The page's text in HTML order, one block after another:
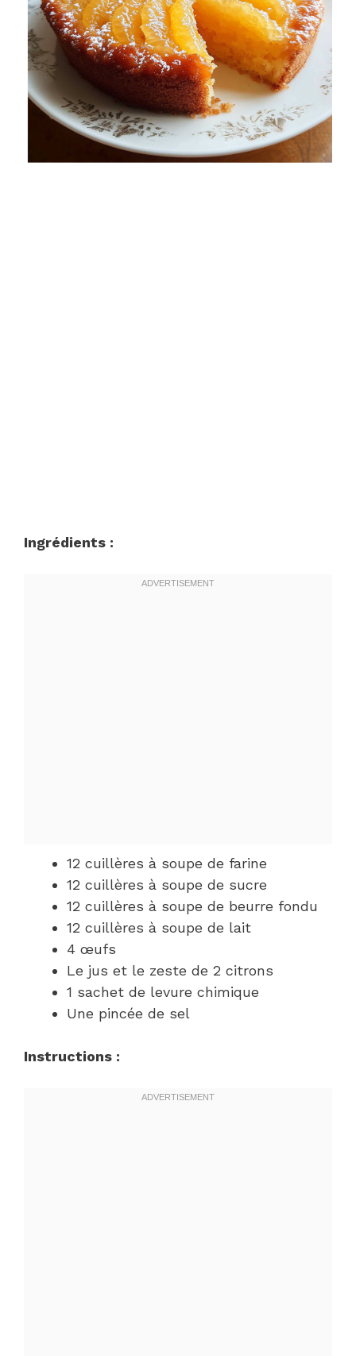
Ingrédients :
12 cuillères à soupe de farine
12 cuillères à soupe de sucre
12 cuillères à soupe de beurre fondu
12 cuillères à soupe de lait
4 œufs
Le jus et le zeste de 2 citrons
1 sachet de levure chimique
Une pincée de sel
Instructions :